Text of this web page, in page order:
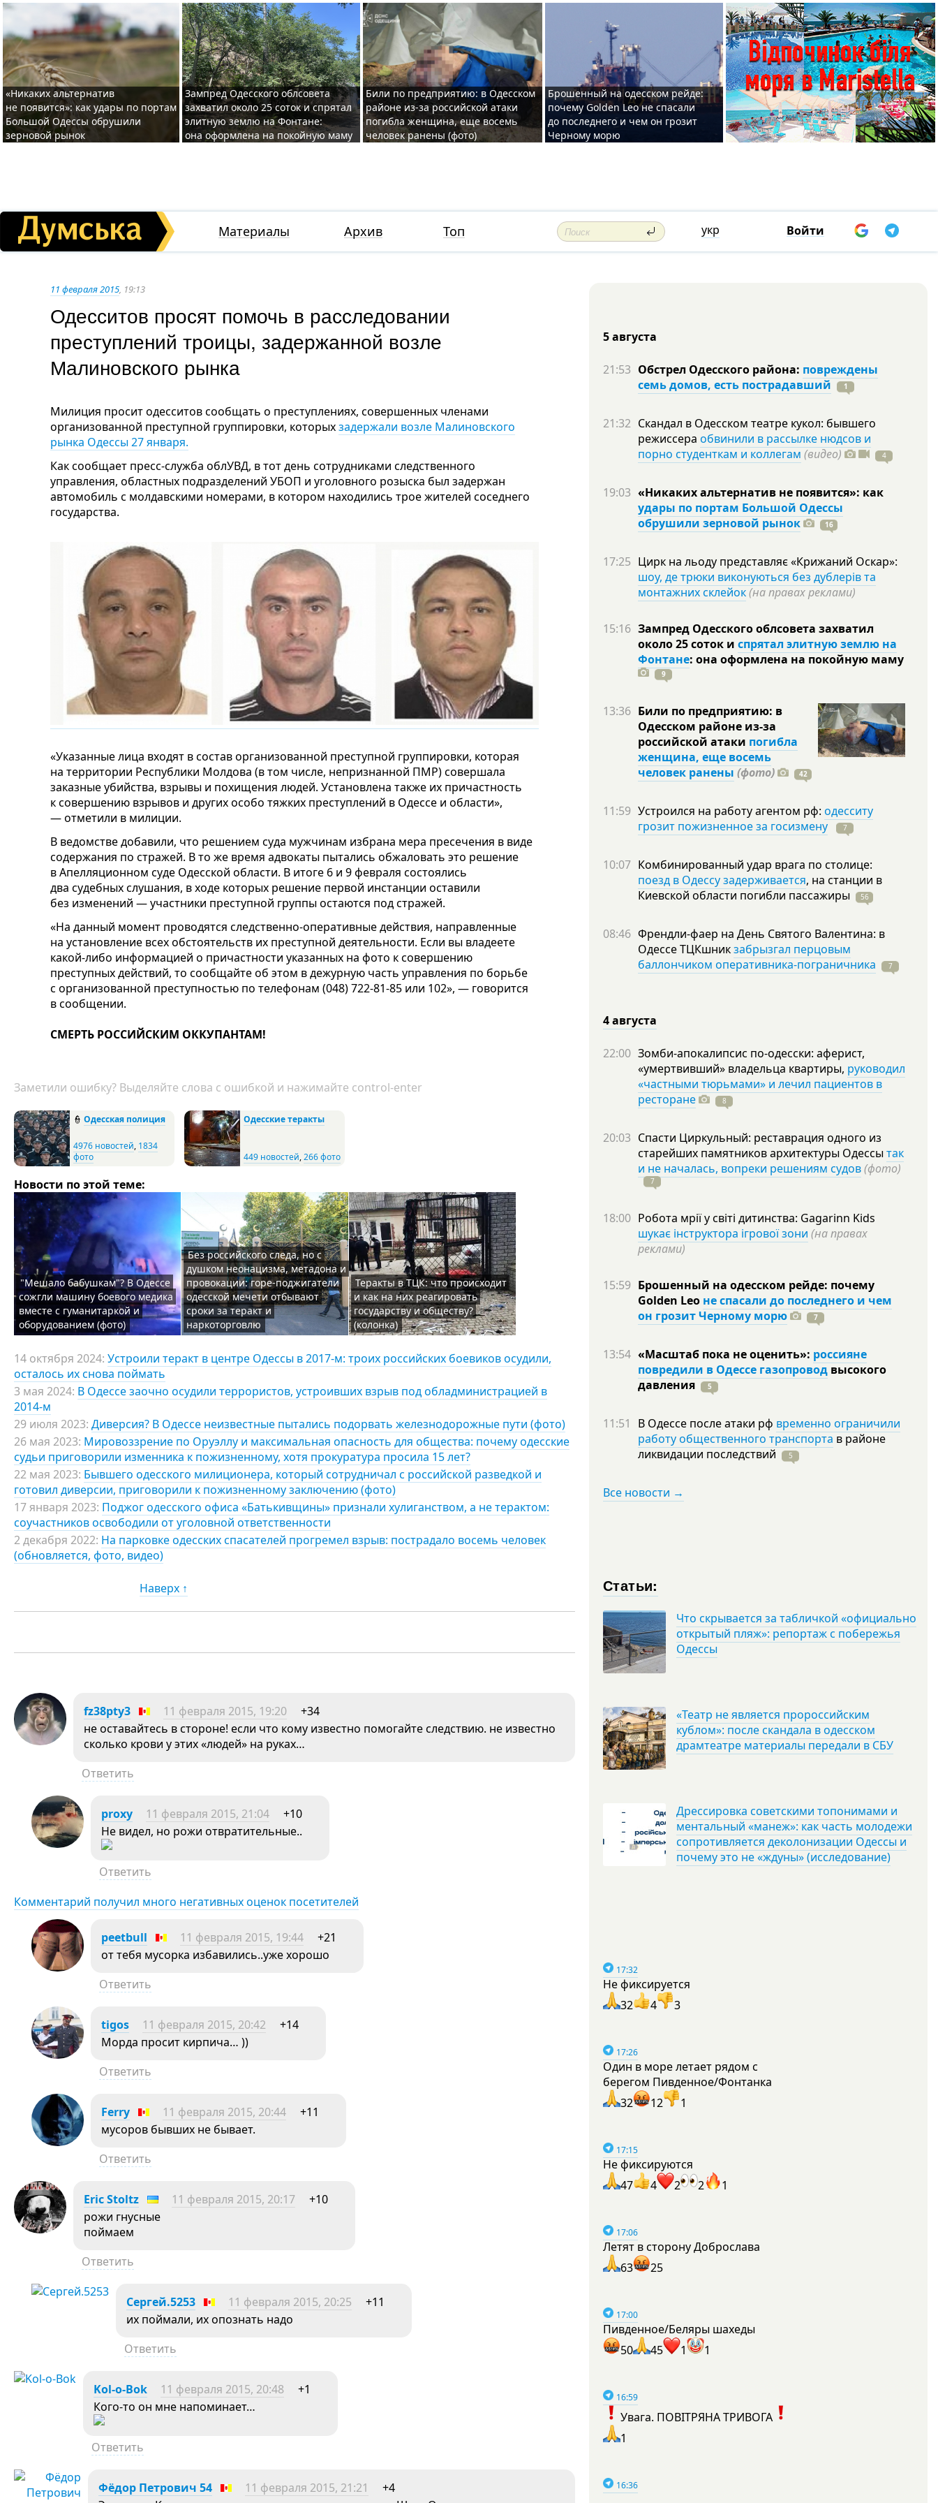
«Никаких альтернатив
не появится»: как удары по портам
Большой Одессы обрушили
зерновой рынок
Зампред Одесского облсовета
захватил около 25 соток и спрятал
элитную землю на Фонтане:
она оформлена на покойную маму
Били по предприятию: в Одесском
районе из-за российской атаки
погибла женщина, еще восемь
человек ранены (фото)
Брошенный на одесском рейде:
почему Golden Leo не спасали
до последнего и чем он грозит
Черному морю
Материалы Архив Топ укр Войти
11 февраля 2015, 19:13
Одесситов просят помочь в расследовании
преступлений троицы, задержанной возле
Малиновского рынка
Милиция просит одесситов сообщать о преступлениях, совершенных членами
организованной преступной группировки, которыхзадержали возле Малиновского
рынка Одессы 27 января.
Как сообщает пресс-служба облУВД, в тот день сотрудниками следственного
управления, областных подразделений УБОП и уголовного розыска был задержан
автомобиль с молдавскими номерами, в котором находились трое жителей соседнего
государства.
«Указанные лица входят в состав организованной преступной группировки, которая
на территории Республики Молдова (в том числе, непризнанной ПМР) совершала
заказные убийства, взрывы и похищения людей. Установлена также их причастность
к совершению взрывов и других особо тяжких преступлений в Одессе и области»,
— отметили в милиции.
В ведомстве добавили, что решением суда мужчинам избрана мера пресечения в виде
содержания по стражей. В то же время адвокаты пытались обжаловать это решение
в Апелляционном суде Одесской области. В итоге 6 и 9 февраля состоялись
два судебных слушания, в ходе которых решение первой инстанции оставили
без изменений — участники преступной группы остаются под стражей.
«На данный момент проводятся следственно-оперативные действия, направленные
на установление всех обстоятельств их преступной деятельности. Если вы владеете
какой-либо информацией о причастности указанных на фото к совершению
преступных действий, то сообщайте об этом в дежурную часть управления по борьбе
с организованной преступностью по телефонам (048) 722-81-85 или 102», — говорится
в сообщении.
СМЕРТЬ РОССИЙСКИМ ОККУПАНТАМ!
Заметили ошибку? Выделяйте слова с ошибкой и нажимайте control-enter
👮 Одесская полиция
4976 новостей, 1834
фото
Одесские теракты
449 новостей,266 фото
Новости по этой теме:
"Мешало бабушкам"? В Одессе
сожгли машину боевого медика
вместе с гуманитаркой и
оборудованием (фото)
Без российского следа, но с
душком неонацизма, метадона и
провокации: горе-поджигатели
одесской мечети отбывают
сроки за теракт и
наркоторговлю
Теракты в ТЦК: что происходит
и как на них реагировать
государству и обществу?
(колонка)
14 октября 2024: Устроили теракт в центре Одессы в 2017-м: троих российских боевиков осудили,
осталось их снова поймать
3 мая 2024: В Одессе заочно осудили террористов, устроивших взрыв под обладминистрацией в
2014-м
29 июля 2023: Диверсия? В Одессе неизвестные пытались подорвать железнодорожные пути (фото)
26 мая 2023: Мировоззрение по Оруэллу и максимальная опасность для общества: почему одесские
судьи приговорили изменника к пожизненному, хотя прокуратура просила 15 лет?
22 мая 2023: Бывшего одесского милиционера, который сотрудничал с российской разведкой и
готовил диверсии, приговорили к пожизненному заключению (фото)
17 января 2023: Поджог одесского офиса «Батькивщины» признали хулиганством, а не терактом:
соучастников освободили от уголовной ответственности
2 декабря 2022: На парковке одесских спасателей прогремел взрыв: пострадало восемь человек
(обновляется, фото, видео)
Наверх ↑
fz38pty3 11 февраля 2015, 19:20
+34
не оставайтесь в стороне! если что кому известно помогайте следствию. не известно
сколько крови у этих «людей» на руках…
Ответить
proxy 11 февраля 2015, 21:04
+10
Не видел, но рожи отвратительные..
Ответить
Комментарий получил много негативных оценок посетителей
pееtbull 11 февраля 2015, 19:44
+21
от тебя мусорка избавились..уже хорошо
Ответить
tigos 11 февраля 2015, 20:42
+14
Морда просит кирпича… ))
Ответить
Ferry 11 февраля 2015, 20:44
+11
мусоров бывших не бывает.
Ответить
Eric Stoltz 11 февраля 2015, 20:17
+10
рожи гнусные
поймаем
Ответить
Сергей.5253 11 февраля 2015, 20:25
+11
их поймали, их опознать надо
Ответить
Kol-o-Bok 11 февраля 2015, 20:48
+1
Кого-то он мне напоминает…
Ответить
Фёдор Петрович 54 11 февраля 2015, 21:21
+4
5 августа
21:53 Обстрел Одесского района: повреждены
семь домов, есть пострадавший
1
21:32 Скандал в Одесском театре кукол: бывшего
режиссера обвинили в рассылке нюдсов и
порно студенткам и коллегам (видео) 4
19:03 «Никаких альтернатив не появится»: как
удары по портам Большой Одессы
обрушили зерновой рынок
16
17:25 Цирк на льоду представляє «Крижаний Оскар»:
шоу, де трюки виконуються без дублерів та
монтажних склейок(на правах реклами)
15:16 Зампред Одесского облсовета захватил
около 25 соток и спрятал элитную землю на
Фонтане: она оформлена на покойную маму
9
13:36 Били по предприятию: в
Одесском районе из-за
российской атаки погибла
женщина, еще восемь
человек ранены (фото) 42
11:59 Устроился на работу агентом рф: одесситу
грозит пожизненное за госизмену
7
10:07 Комбинированный удар врага по столице:
поезд в Одессу задерживается, на станции в
Киевской области погибли пассажиры 56
08:46 Френдли-фаер на День Святого Валентина: в
Одессе ТЦКшникзабрызгал перцовым
баллончиком оперативника-пограничника
7
4 августа
22:00 Зомби-апокалипсис по-одесски: аферист,
«умертвивший» владельца квартиры, руководил
«частными тюрьмами» и лечил пациентов в
ресторане
8
20:03 Спасти Циркульный: реставрация одного из
старейших памятников архитектуры Одессы так
и не началась, вопреки решениям судов(фото)
7
18:00 Робота мрії у світі дитинства: Gagarinn Kids
шукає інструктора ігрової зони (на правах
реклами)
15:59 Брошенный на одесском рейде: почему
Golden Leo не спасали до последнего и чем
он грозит Черному морю
7
13:54 «Масштаб пока не оценить»: россияне
повредили в Одессе газопровод высокого
давления
5
11:51 В Одессе после атаки рф временно ограничили
работу общественного транспорта в районе
ликвидации последствий 5
Все новости →
Статьи:
Что скрывается за табличкой «официально
открытый пляж»: репортаж с побережья
Одессы
«Театр не является пророссийским
кублом»: после скандала в одесском
драмтеатре материалы передали в СБУ
Дрессировка советскими топонимами и
ментальный «манеж»: как часть молодежи
сопротивляется деколонизации Одессы и
почему это не «ждуны» (исследование)
17:32
Не фиксируется
32
4 3
17:26
Один в море летает рядом с
берегом Пивденное/Фонтанка
32
12 1
17:15
Не фиксируются
47
4 2 2 1
17:06
Летят в сторону Доброслава
63
25
17:00
Пивденное/Беляры шахеды
50
45 1 1
16:59
Увага. ПОВІТРЯНА ТРИВОГА
1
16:36